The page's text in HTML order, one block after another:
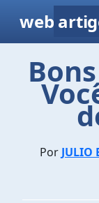
web
Por JULIO